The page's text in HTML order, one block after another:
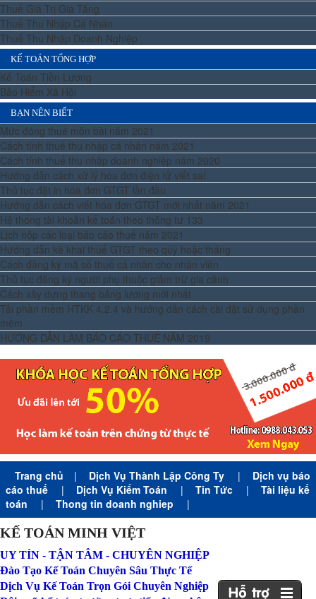
Thuế Giá Trị Gia Tăng
Thuế Thu Nhập Cá Nhân
Thuế Thu Nhập Doanh Nghiệp
KẾ TOÁN TỔNG HỢP
Kế Toán Tiền Lương
Bảo Hiểm Xã Hội
BẠN NÊN BIẾT
Mức đóng thuế môn bài năm 2021
Cách tính thuế thu nhập cá nhân năm 2021
Cách tính thuế thu nhập doanh nghiệp năm 2020
Hướng dẫn cách xử lý hóa đơn điện tử viết sai
Thủ tục đặt in hóa đơn GTGT lần đầu
Hướng dẫn cách viết hóa đơn GTGT mới nhất năm 2021
Hệ thống tài khoản kế toán theo thông tư 133
Lịch nộp các loại báo cáo thuế năm 2021
Hướng dẫn kê khai thuế GTGT theo quý hoặc tháng
Cách đăng ký mã số thuế cá nhân cho nhân viên
Thủ tục đăng ký người phụ thuộc giảm trừ gia cảnh
Cách xây dựng thang bảng lương mới nhất
Tải phần mềm HTKK 4.2.4 và hướng dẫn cách cài đặt sử dụng phần
mềm
HƯỚNG DẪN LÀM BÁO CÁO THUẾ NĂM 2019
Trang chủ | Dịch Vụ Thành Lập Công Ty |
Dịch vụ báo
cáo thuế
| Dịch Vụ Kiểm Toán | Tin Tức |
Tài liệu kế
toán
| Thong tin doanh nghiep |
KẾ TOÁN MINH VIỆT
UY TÍN - TẬN TÂM - CHUYÊN NGHIỆP
Đào Tạo Kế Toán Chuyên Sâu Thực Tế
Dịch Vụ Kế Toán Trọn Gói Chuyên Nghiệp